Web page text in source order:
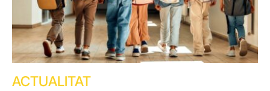
ACTUALITAT